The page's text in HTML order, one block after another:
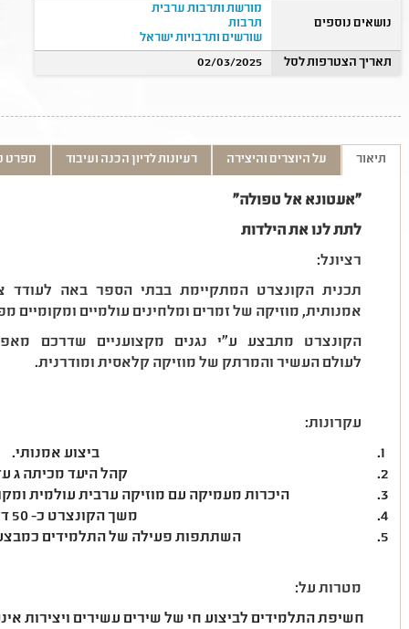
נושאים נוספים
מורשת ותרבות ערבית
תרבות
שורשים ותרבויות ישראל
תאריך הצטרפות לסל
02/03/2025
תיאור על היוצרים והיצירה רעיונות לדיון הכנה ועיבוד מפרט
"אעטונא אל טפולה"
לתת לנו את הילדות
רציונל:
תכנית הקונצרט המתקיימת בבתי הספר באה לעודד
אמנותית, מוזיקה של זמרים ומלחינים עולמיים ומקומיים
הקונצרט מתבצע ע"י נגנים מקצועניים שדרכם
לעולם העשיר והמרתק של מוזיקה קלאסית ומודרנית.
עקרונות:
ביצוע אמנותי.
קהל היעד מכיתה ג
היכרות מעמיקה עם מוזיקה ערבית עולמית
משך הקונצרט כ- 50 דקות.
השתתפות פעילה של התלמידים
מטרות על:
חשיפת התלמידים לביצוע חי של שירים עשירים ויצירות